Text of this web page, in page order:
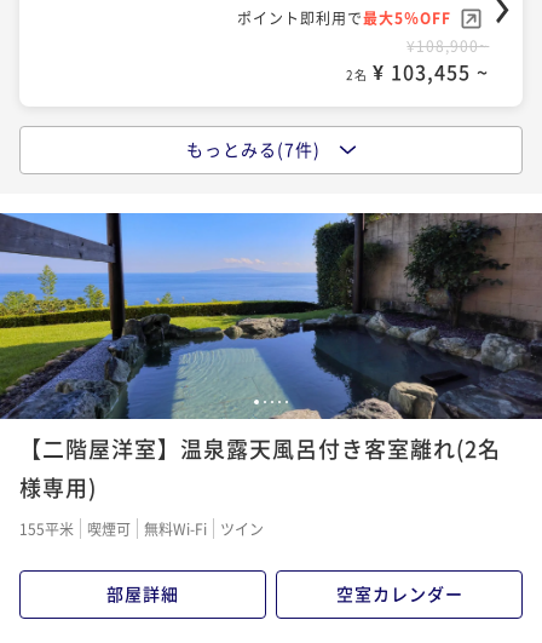
ポイント即利用で最大5％OFF
¥108,900~
2名 ¥ 103,455 ~
【記念日】 大切な一日を月のうさぎでお祝いしませ
二食付き 現地決済可
IN 15:00 - 18:00 OUT11:00
ポイント即利用で
最大5％OFF
¥116,160~
2名 ¥ 110,352 ~
【結婚記念日】奥様・旦那様へ感謝☆ご夫婦で過ごす
♪
二食付き
もっとみる(7件)
1 23 45
【二階屋洋室】温泉露天風呂付き客室離れ(2名
様専用)
155平米 喫煙可 無料Wi-Fi ツイン
部屋詳細 空室カレンダー